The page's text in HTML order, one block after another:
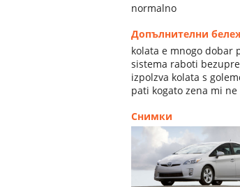
normalno
Допълнителни
kolata e mnogo
sistema raboti
izpolzva kolata s
pati kogato zena mi
Снимки